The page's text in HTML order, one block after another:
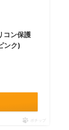
コン保護
ンク)
ポチップ